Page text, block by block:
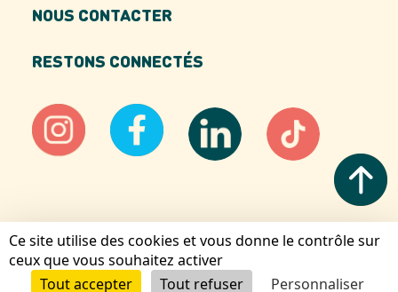
NOUS CONTACTER
RESTONS CONNECTÉS
Mentions légales
Gestion des cookies
Ce site utilise des cookies et vous donne le contrôle sur
ceux que vous souhaitez activer
Tout accepter
Tout refuser Personnaliser